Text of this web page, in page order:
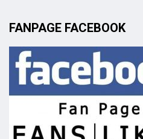
FANPAGE FACEBOOK